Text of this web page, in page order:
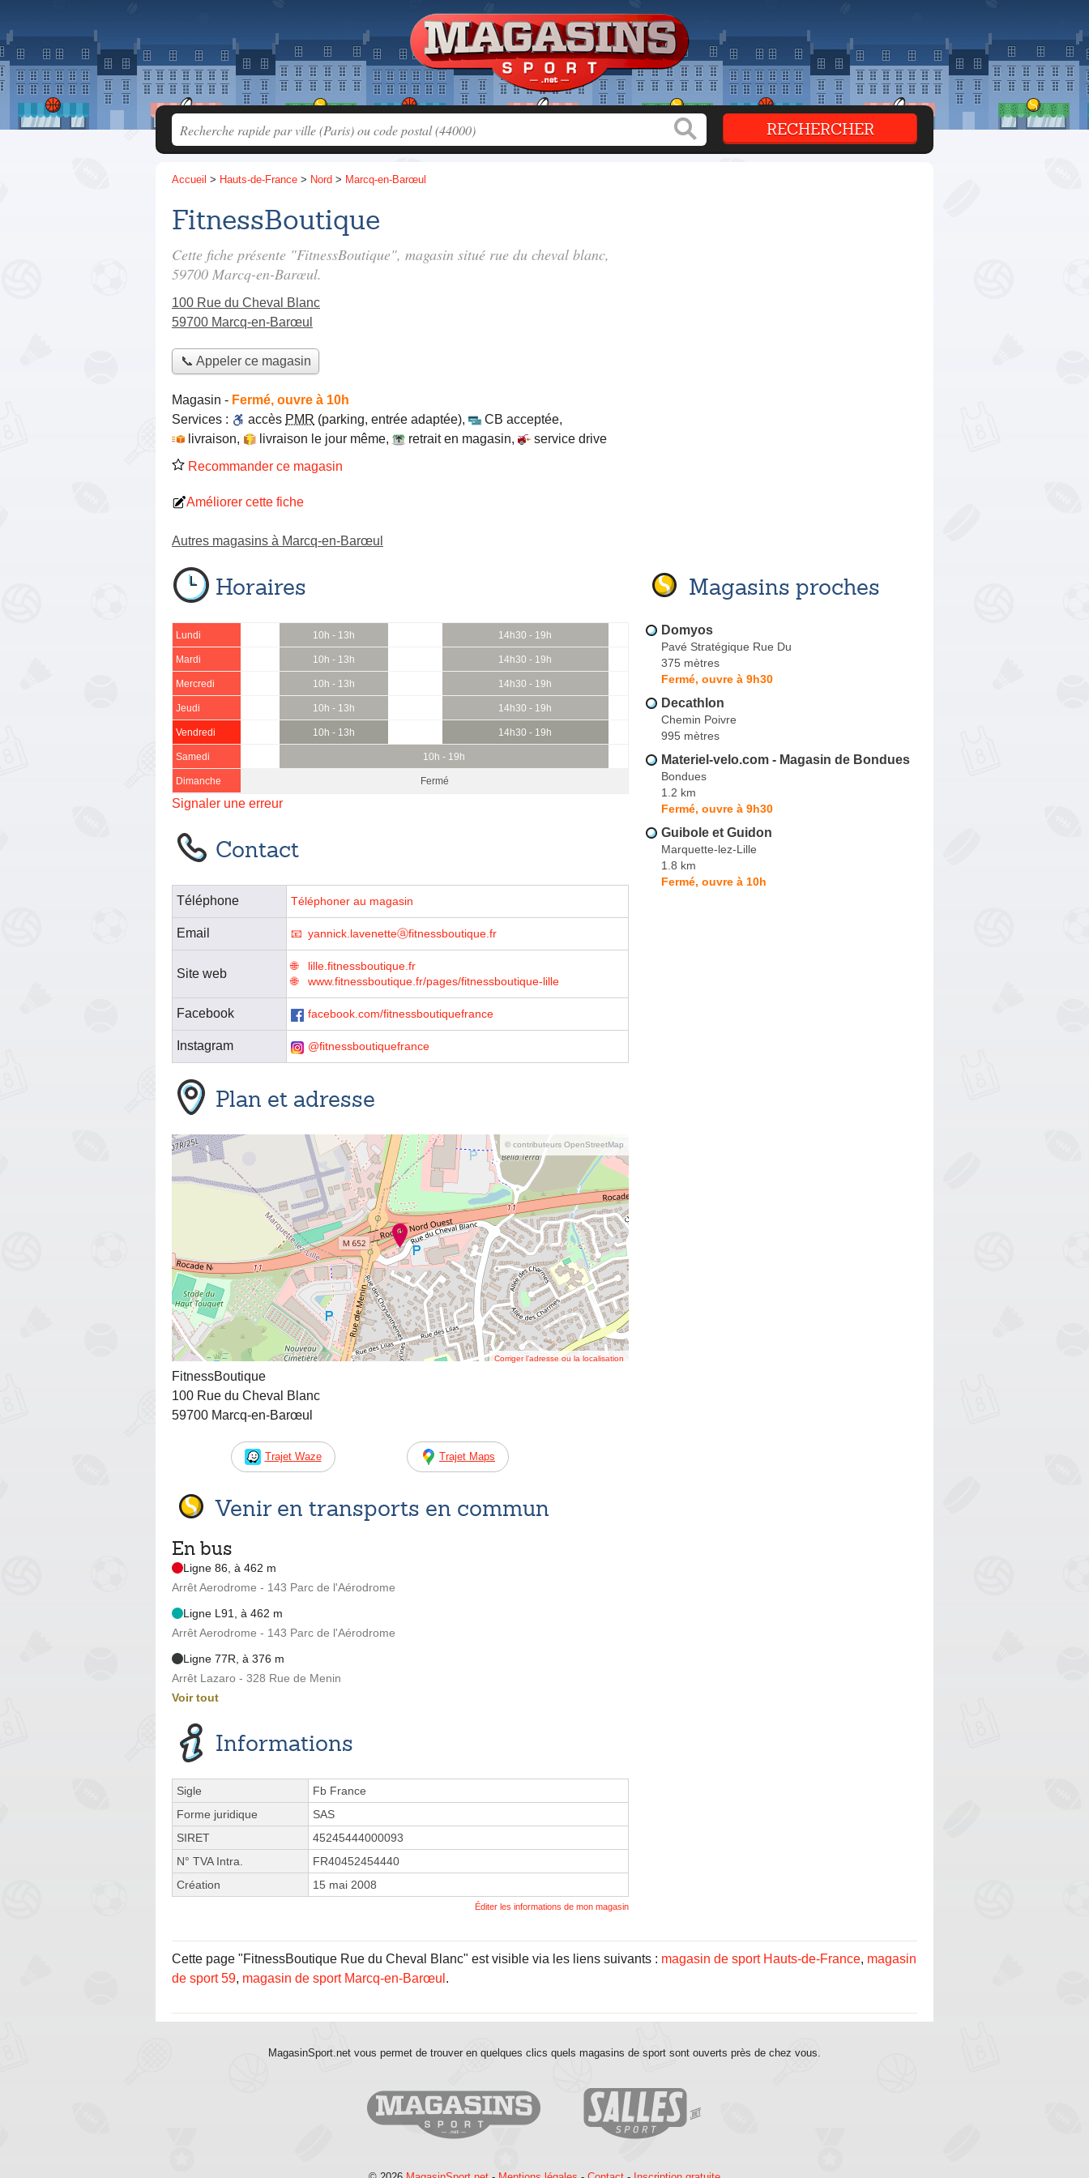
Accueil > Hauts-de-France > Nord > Marcq-en-Barœul
FitnessBoutique
Cette fiche présente "FitnessBoutique", magasin situé rue du cheval blanc,
59700 Marcq-en-Barœul.
100 Rue du Cheval Blanc
59700 Marcq-en-Barœul
📞 Appeler ce magasin
Magasin - Fermé, ouvre à 10h
Services :
accès PMR (parking, entrée adaptée), CB acceptée,
livraison, livraison le jour même, retrait en magasin,
service drive
Recommander ce magasin
Améliorer cette fiche
Autres magasins à Marcq-en-Barœul
Horaires
Lundi 10h - 13h 14h30 - 19h
Mardi 10h - 13h 14h30 - 19h
Mercredi 10h - 13h 14h30 - 19h
Jeudi 10h - 13h 14h30 - 19h
Vendredi 10h - 13h 14h30 - 19h
Samedi 10h - 19h
Dimanche Fermé
Signaler une erreur
Contact
Téléphone Téléphoner au magasin
Email yannick.lavenetteⓐfitnessboutique.fr
Site web
lille.fitnessboutique.fr
www.fitnessboutique.fr/pages/fitnessboutique-lille
Facebook facebook.com/fitnessboutiquefrance
Instagram @fitnessboutiquefrance
Plan et adresse
© contributeurs OpenStreetMap
Corriger l’adresse ou la localisation
FitnessBoutique
100 Rue du Cheval Blanc
59700 Marcq-en-Barœul
Trajet Waze Trajet Maps
Venir en transports en commun
En bus
Ligne 86, à 462 m
Arrêt Aerodrome - 143 Parc de l'Aérodrome
Ligne L91, à 462 m
Arrêt Aerodrome - 143 Parc de l'Aérodrome
Ligne 77R, à 376 m
Arrêt Lazaro - 328 Rue de Menin
Voir tout
Informations
Sigle
Fb France
Forme juridique
SAS
SIRET
45245444000093
N° TVA Intra.
FR40452454440
Création
15 mai 2008
Éditer les informations de mon magasin
Magasins proches
Domyos
Pavé Stratégique Rue Du
375 mètres
Fermé, ouvre à 9h30
Decathlon
Chemin Poivre
995 mètres
Materiel-velo.com - Magasin de Bondues
Bondues
1.2 km
Fermé, ouvre à 9h30
Guibole et Guidon
Marquette-lez-Lille
1.8 km
Fermé, ouvre à 10h
Cette page "FitnessBoutique Rue du Cheval Blanc" est visible via les liens suivants : magasin de sport Hauts-de-France, magasin
de sport 59, magasin de sport Marcq-en-Barœul .
MagasinSport.net vous permet de trouver en quelques clics quels magasins de sport sont ouverts près de chez vous.